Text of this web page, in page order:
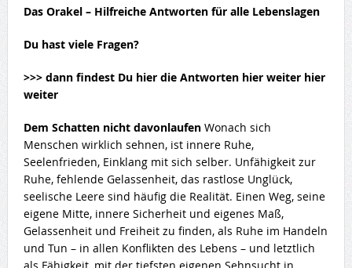
Das Orakel – Hilfreiche Antworten für alle Lebenslagen
Du hast viele Fragen?
>>> dann findest Du hier die Antworten hier weiter hier
weiter
Dem Schatten nicht davonlaufen Wonach sich
Menschen wirklich sehnen, ist innere Ruhe,
Seelenfrieden, Einklang mit sich selber. Unfähigkeit zur
Ruhe, fehlende Gelassenheit, das rastlose Unglück,
seelische Leere sind häufig die Realität. Einen Weg, seine
eigene Mitte, innere Sicherheit und eigenes Maß,
Gelassenheit und Freiheit zu finden, als Ruhe im Handeln
und Tun – in allen Konflikten des Lebens – und letztlich
als Fähigkeit, mit der tiefsten eigenen Sehnsucht in